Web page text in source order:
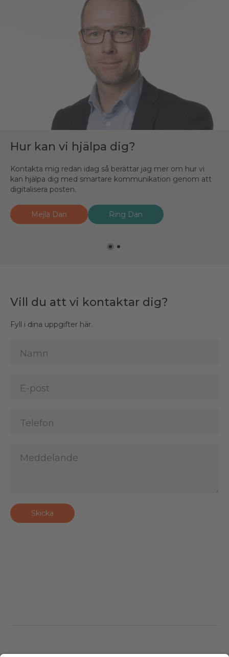
Hur kan vi hjälpa dig?
Kontakta mig redan idag så berättar jag mer om hur vi
kan hjälpa dig med smartare kommunikation genom att
digitalisera posten.
Mejla Dan Ring Dan
Hur kan vi hjälpa dig?
Kontakta mig redan idag så berättar jag mer om hur vi
kan hjälpa dig med smartare kommunikation genom att
digitalisera posten.
Mejla Håkan Ring Håkan
Vill du att vi kontaktar dig?
Fyll i dina uppgifter här.